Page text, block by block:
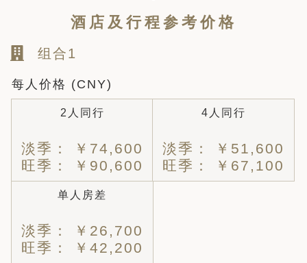
酒店及行程参考价格
组合1
每人价格 (CNY)
2人同行
淡季： ￥74,600
旺季： ￥90,600
4人同行
淡季： ￥51,600
旺季： ￥67,100
单人房差
淡季： ￥26,700
旺季： ￥42,200